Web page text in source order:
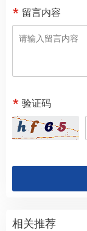
留言内容
验证码
相关推荐